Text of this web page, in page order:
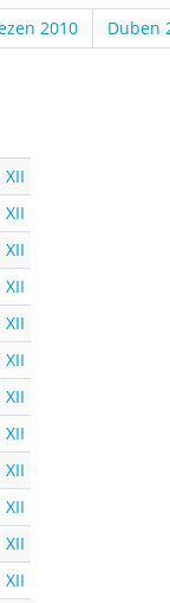
2010 Duben
XII
XII
XII
XII
XII
XII
XII
XII
XII
XII
XII
XII